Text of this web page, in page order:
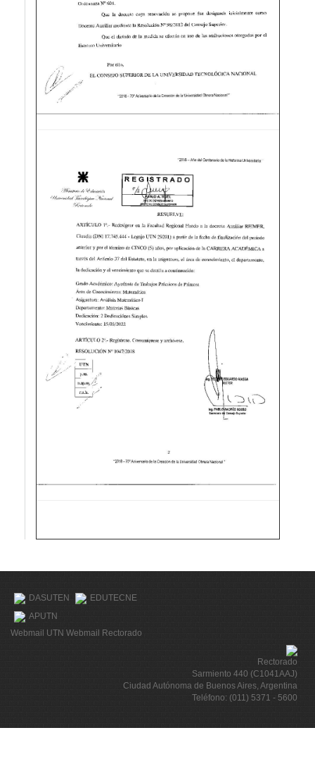
DASUTEN
EDUTECNE
APUTN
Webmail UTN Webmail Rectorado
Rectorado
Sarmiento 440 (C1041AAJ)
Ciudad Autónoma de Buenos Aires, Argentina
Teléfono: (011) 5371 - 5600